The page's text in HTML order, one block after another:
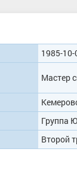
1985-10-
Мастер
Группа
Второй